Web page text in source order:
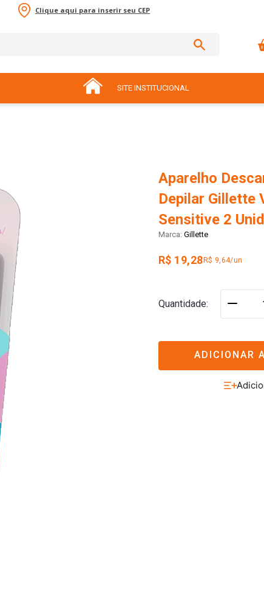
Clique aqui para inserir seu CEP
SITE INSTITUCIONAL
Aparelho
Depilar Gillette
Sensitive 2
Gillette
R$ 19,28R$ 9,64/un
Quantidade
ADICIONAR